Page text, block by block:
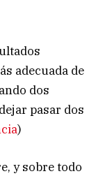
adecuada de
dos
pasar dos
)
y sobre todo